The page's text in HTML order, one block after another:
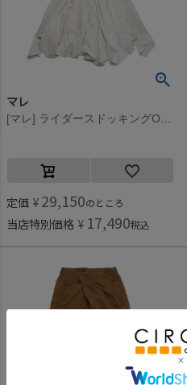
マレ
定価 ¥ 29,150のところ
当店特別価格 ¥ 17,490税込